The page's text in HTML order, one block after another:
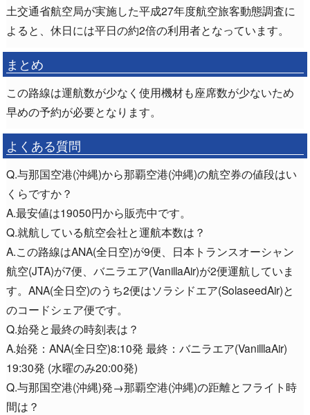
土交通省航空局が実施した平成27年度航空旅客動態調査に
よると、休日には平日の約2倍の利用者となっています。
まとめ
この路線は運航数が少なく使用機材も座席数が少ないため
早めの予約が必要となります。
よくある質問
Q.与那国空港(沖縄)から那覇空港(沖縄)の航空券の値段はい
くらですか？
A.最安値は19050円から販売中です。
Q.就航している航空会社と運航本数は？
A.この路線はANA(全日空)が9便、日本トランスオーシャン
航空(JTA)が7便、バニラエア(VanillaAir)が2便運航していま
す。ANA(全日空)のうち2便はソラシドエア(SolaseedAir)と
のコードシェア便です。
Q.始発と最終の時刻表は？
A.始発：ANA(全日空)8:10発 最終：バニラエア(VanilllaAir)
19:30発 (水曜のみ20:00発)
Q.与那国空港(沖縄)発→那覇空港(沖縄)の距離とフライト時
間は？